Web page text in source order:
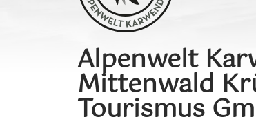
Alpenwelt
Mittenwald
Tourismus